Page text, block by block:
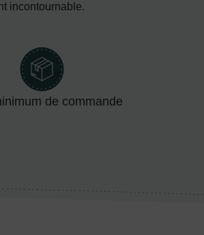
incontournable.
de commande